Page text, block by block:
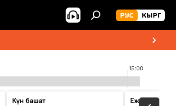
РУС КЫРГ
15:00
Күн башат
Ежедневные